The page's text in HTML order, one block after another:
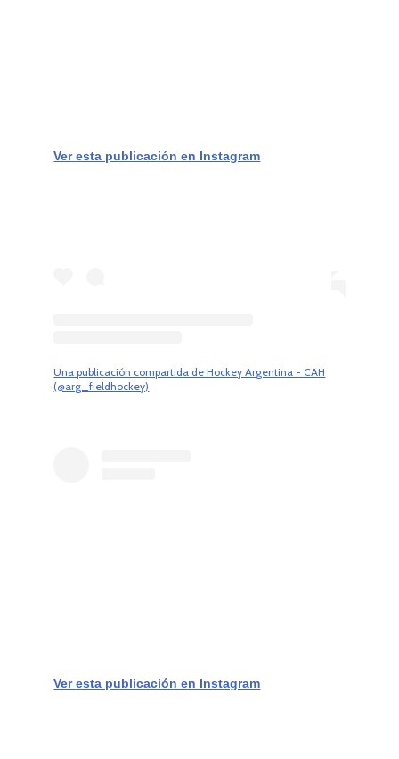
Ver esta publicación en Instagram
Una publicación compartida de Hockey Argentina - CAH
(@arg_fieldhockey)
Ver esta publicación en Instagram